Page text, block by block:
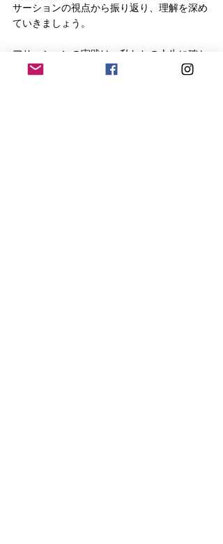
サーションの視点から振り返り、理解を深め
ていきましょう。
アサーションの実践は、私たちの人生に確か
な力を注いでくれます。協働のためのアサー